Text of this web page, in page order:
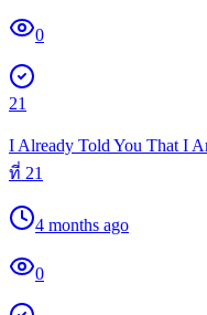
0
21
I Already Told You That I
ที่ 21
4 months ago
0